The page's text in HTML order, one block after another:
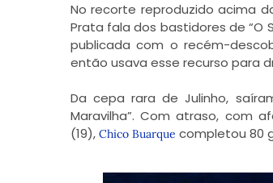
No recorte reproduzido acima
Prata fala dos bastidores de “O
publicada com o recém-
então usava esse recurso para
Da cepa rara de Julinho,
Maravilha”. Com atraso, com
(19), Chico Buarque completou 80